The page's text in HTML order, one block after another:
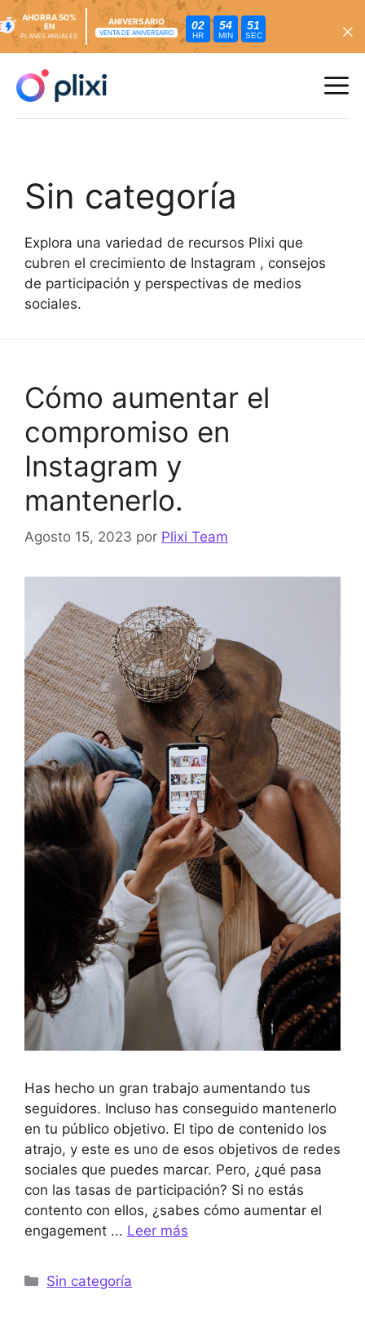
contenido
AHORRA 50%
EN
PLANES ANUALES
ANIVERSARIO
VENTA DE ANIVERSARIO
02
HR
54
MIN
50
SEC
Sin categoría
Explora una variedad de recursos Plixi que
cubren el crecimiento de Instagram , consejos
de participación y perspectivas de medios
sociales.
Cómo aumentar el
compromiso en
Instagram y
mantenerlo.
Agosto 15, 2023 por Plixi Team
Has hecho un gran trabajo aumentando tus
seguidores. Incluso has conseguido mantenerlo
en tu público objetivo. El tipo de contenido los
atrajo, y este es uno de esos objetivos de redes
sociales que puedes marcar. Pero, ¿qué pasa
con las tasas de participación? Si no estás
contento con ellos, ¿sabes cómo aumentar el
engagement ... Leer más
Categorías
Sin categoría